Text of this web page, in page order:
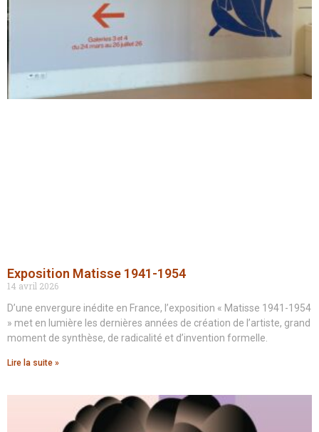
Exposition Matisse 1941-1954
14 avril 2026
D’une envergure inédite en France, l’exposition « Matisse 1941-1954
» met en lumière les dernières années de création de l’artiste, grand
moment de synthèse, de radicalité et d’invention formelle.
Lire la suite »